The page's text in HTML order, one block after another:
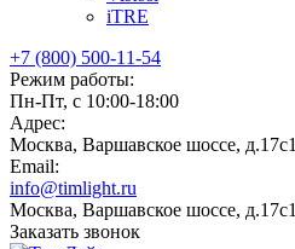
iTRE
+7 (800) 500-11-54
Режим работы:
Пн-Пт, с 10:00-18:00
Адрес:
Москва, Варшавское шоссе, д.17c1
Email:
info@timlight.ru
Москва, Варшавское шоссе, д.17c1
Заказать звонок